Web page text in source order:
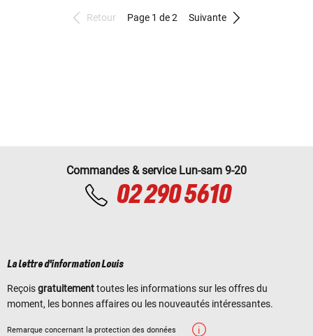
Retour Page 1 de 2 Suivante
Commandes & service Lun-sam 9-20
02 290 5610
La lettre d'information Louis
Reçoisgratuitementtoutes les informations sur les offres du
moment, les bonnes affaires ou les nouveautés intéressantes.
Remarque concernant la protection des données